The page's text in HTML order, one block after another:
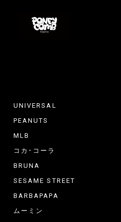
UNIVERSAL
PEANUTS
MLB
コカ･コーラ
BRUNA
SESAME STREET
BARBAPAPA
ムーミン